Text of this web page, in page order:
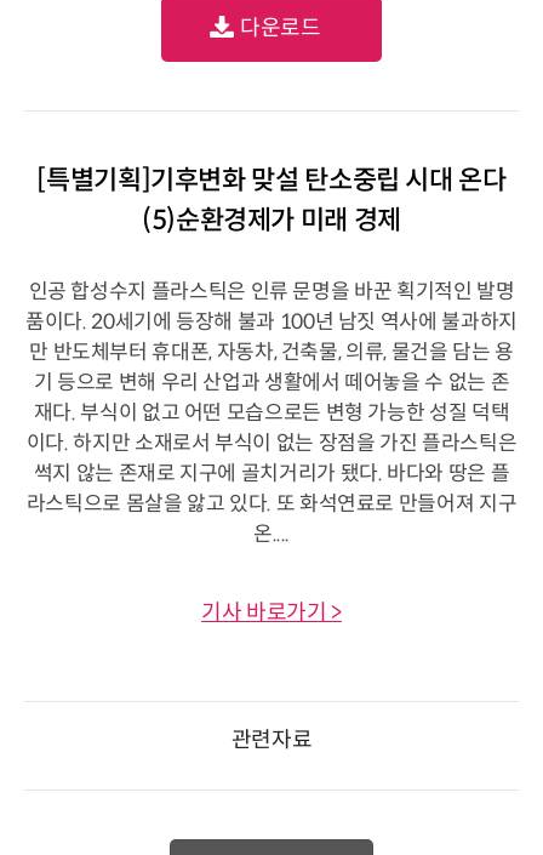
다운로드
[특별기획]기후변화 맞설 탄소중립 시대 온다
(5)순환경제가 미래 경제
인공 합성수지 플라스틱은 인류 문명을 바꾼 획기적인 발명
품이다. 20세기에 등장해 불과 100년 남짓 역사에 불과하지
만 반도체부터 휴대폰, 자동차, 건축물, 의류, 물건을 담는 용
기 등으로 변해 우리 산업과 생활에서 떼어놓을 수 없는 존
재다. 부식이 없고 어떤 모습으로든 변형 가능한 성질 덕택
이다. 하지만 소재로서 부식이 없는 장점을 가진 플라스틱은
썩지 않는 존재로 지구에 골치거리가 됐다. 바다와 땅은 플
라스틱으로 몸살을 앓고 있다. 또 화석연료로 만들어져 지구
온....
기사 바로가기 >
관련자료